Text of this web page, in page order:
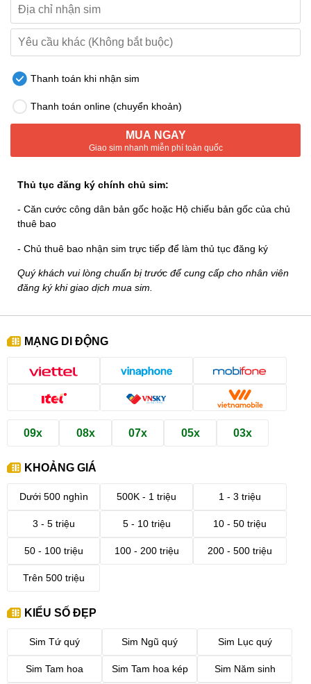
Thanh toán khi nhận sim
Thanh toán online (chuyển khoản)
MUA NGAY
Giao sim nhanh miễn phí toàn quốc
Thủ tục đăng ký chính chủ sim:
- Căn cước công dân bản gốc hoặc Hộ chiếu bản gốc của chủ
thuê bao
- Chủ thuê bao nhận sim trực tiếp để làm thủ tục đăng ký
Quý khách vui lòng chuẩn bị trước để cung cấp cho nhân viên
đăng ký khi giao dịch mua sim.
MẠNG DI ĐỘNG
09x 08x 07x 05x 03x
KHOẢNG GIÁ
Dưới 500 nghìn 500K - 1 triệu 1 - 3 triệu
3 - 5 triệu 5 - 10 triệu 10 - 50 triệu
50 - 100 triệu 100 - 200 triệu 200 - 500 triệu
Trên 500 triệu
KIỂU SỐ ĐẸP
Sim Tứ quý Sim Ngũ quý Sim Lục quý
Sim Tam hoa Sim Tam hoa kép Sim Năm sinh